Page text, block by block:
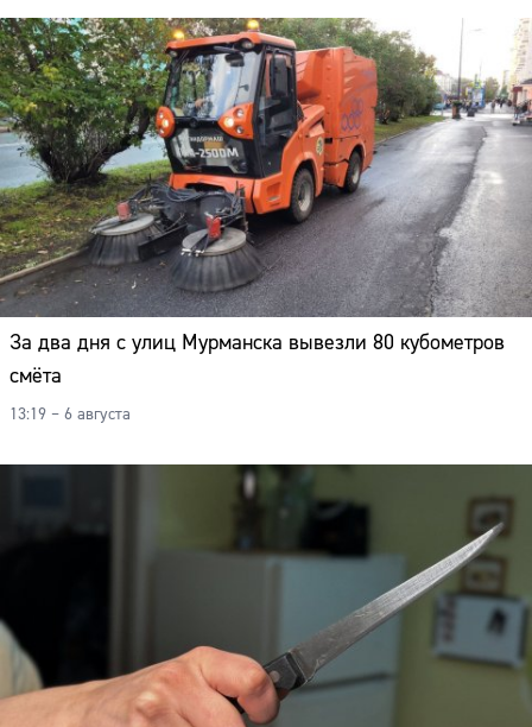
За два дня с улиц Мурманска вывезли 80 кубометров
смёта
13:19 – 6 августа